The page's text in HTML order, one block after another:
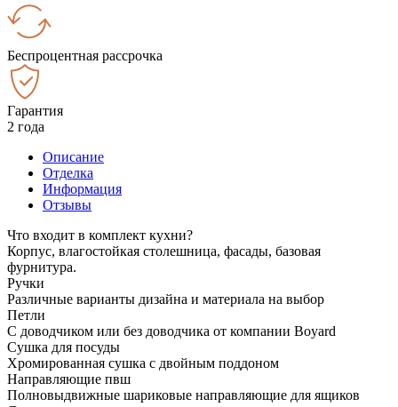
Беспроцентная рассрочка
Гарантия
2 года
Описание
Отделка
Информация
Отзывы
Что входит в комплект кухни?
Корпус, влагостойкая столешница, фасады, базовая
фурнитура.
Ручки
Различные варианты дизайна и материала на выбор
Петли
С доводчиком или без доводчика от компании Boyard
Сушка для посуды
Хромированная сушка с двойным поддоном
Направляющие пвш
Полновыдвижные шариковые направляющие для ящиков